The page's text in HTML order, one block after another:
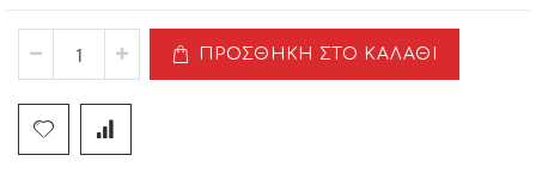
ΠΡΟΣΘΉΚΗ ΣΤΟ ΚΑΛΆΘΙ